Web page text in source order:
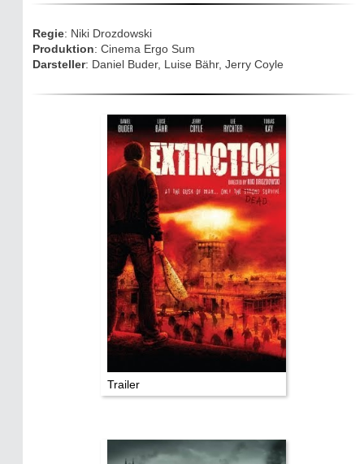
TV & Kino
Die Stars:
Mediathek
Impressum
Datenschutz
Regie: Niki Drozdowski
Produktion: Cinema Ergo Sum
Darsteller: Daniel Buder, Luise Bähr, Jerry Coyle
Trailer